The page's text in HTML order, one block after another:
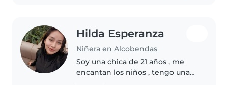
Hilda Esperanza
Niñera en Alcobendas
Soy una chica de 21 años , me
encantan los niños , tengo una